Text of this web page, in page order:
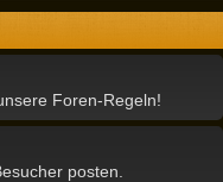
el
de
rie
re
u
Foren-Regeln!
posten.